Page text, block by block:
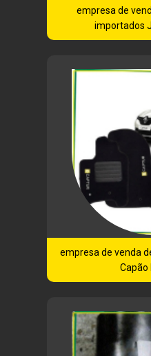
empresa de
importados
empresa de venda
Capão